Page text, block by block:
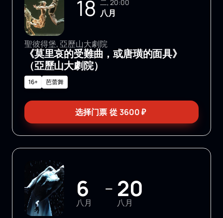
18 二, 20:00
八月
聖彼得堡, 亞歷山大劇院
《莫里哀的受難曲，或唐璜的面具》
（亞歷山大劇院）
16+ 芭蕾舞
选择门票 從3600₽
6
八月
— 20
八月